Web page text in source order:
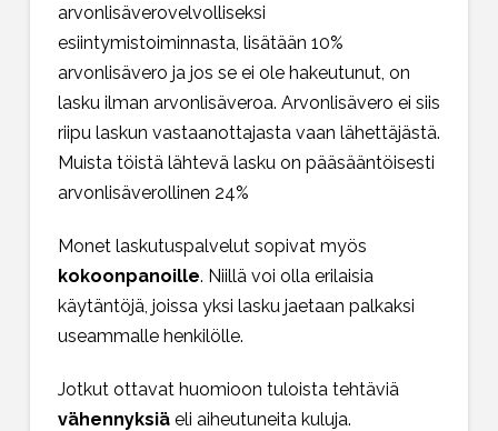
arvonlisäverovelvolliseksi
esiintymistoiminnasta, lisätään 10%
arvonlisävero ja jos se ei ole hakeutunut, on
lasku ilman arvonlisäveroa. Arvonlisävero ei siis
riipu laskun vastaanottajasta vaan lähettäjästä.
Muista töistä lähtevä lasku on pääsääntöisesti
arvonlisäverollinen 24%
Monet laskutuspalvelut sopivat myös
kokoonpanoille. Niillä voi olla erilaisia
käytäntöjä, joissa yksi lasku jaetaan palkaksi
useammalle henkilölle.
Jotkut ottavat huomioon tuloista tehtäviä
vähennyksiäeli aiheutuneita kuluja.